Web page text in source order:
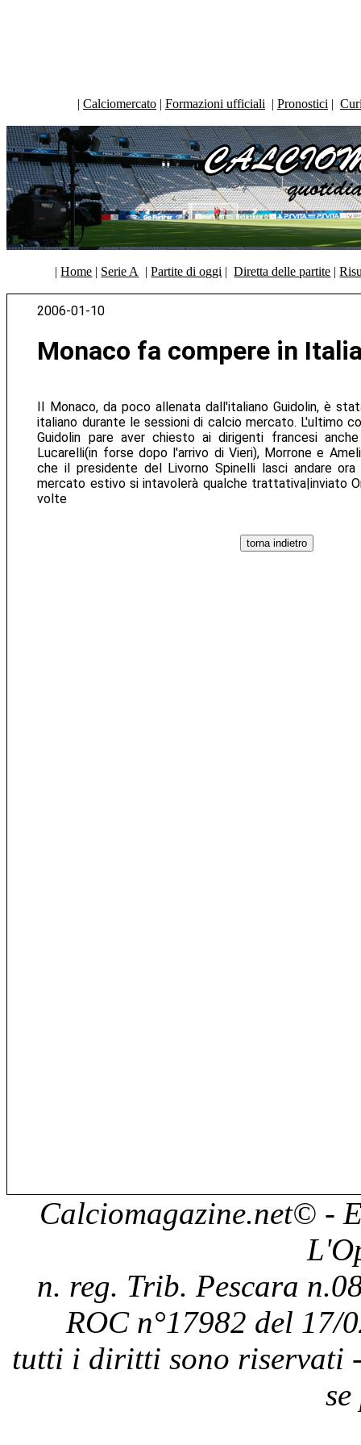
| Calciomercato | Formazioni ufficiali | Pronostici |
|Home | Serie A |Partite di oggi |Diretta delle partite |
2006-01-10
Monaco fa compere in
Il Monaco, da poco allenata dall'italiano Guidolin, è
italiano durante le sessioni di calcio mercato. L'ultimo
Guidolin pare aver chiesto ai dirigenti francesi
Lucarelli(in forse dopo l'arrivo di Vieri), Morrone e
che il presidente del Livorno Spinelli lasci andare
mercato estivo si intavolerà qualche trattativa|inviato
volte
Calciomagazine.net© -
n. reg. Trib. Pescara
ROC n°17982 del 17/
tutti i diritti sono riservati